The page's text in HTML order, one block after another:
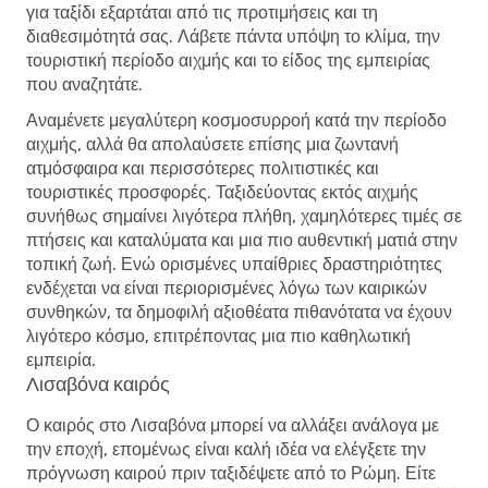
για ταξίδι εξαρτάται από τις προτιμήσεις και τη
διαθεσιμότητά σας. Λάβετε πάντα υπόψη το κλίμα, την
τουριστική περίοδο αιχμής και το είδος της εμπειρίας
που αναζητάτε.
Αναμένετε μεγαλύτερη κοσμοσυρροή κατά την περίοδο
αιχμής, αλλά θα απολαύσετε επίσης μια ζωντανή
ατμόσφαιρα και περισσότερες πολιτιστικές και
τουριστικές προσφορές. Ταξιδεύοντας εκτός αιχμής
συνήθως σημαίνει λιγότερα πλήθη, χαμηλότερες τιμές σε
πτήσεις και καταλύματα και μια πιο αυθεντική ματιά στην
τοπική ζωή. Ενώ ορισμένες υπαίθριες δραστηριότητες
ενδέχεται να είναι περιορισμένες λόγω των καιρικών
συνθηκών, τα δημοφιλή αξιοθέατα πιθανότατα να έχουν
λιγότερο κόσμο, επιτρέποντας μια πιο καθηλωτική
εμπειρία.
Λισαβόνα καιρός
Ο καιρός στο Λισαβόνα μπορεί να αλλάξει ανάλογα με
την εποχή, επομένως είναι καλή ιδέα να ελέγξετε την
πρόγνωση καιρού πριν ταξιδέψετε από το Ρώμη. Είτε